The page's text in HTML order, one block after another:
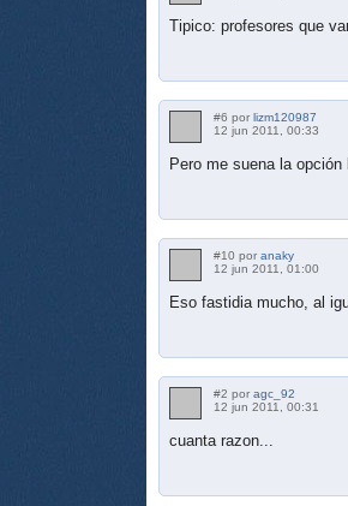
Tipico: profesores que
#6 por lizm120987
12 jun 2011, 00:33
Pero me suena la opción
#10 por anaky
12 jun 2011, 01:00
Eso fastidia mucho, al
#2 por agc_92
12 jun 2011, 00:31
cuanta razon...